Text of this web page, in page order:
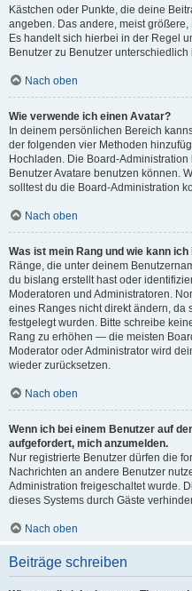
Kästchen oder Punkte, die deine
angeben. Das andere, meist größere,
Es handelt sich hierbei in der Regel
Benutzer zu Benutzer unterschiedlich
Nach oben
Wie verwende ich einen Avatar?
In deinem persönlichen Bereich
der folgenden vier Methoden
Hochladen. Die Board-
Benutzer Avatare benutzen können.
solltest du die Board-Administration
Nach oben
Was ist mein Rang und wie kann ich
Ränge, die unter deinem
du bislang erstellt hast oder
Moderatoren und Administratoren.
eines Ranges nicht direkt ändern, da
festgelegt wurden. Bitte schreibe
Rang zu erhöhen — die meisten
Moderator oder Administrator wird
wieder zurücksetzen.
Nach oben
Wenn ich bei einem Benutzer auf
aufgefordert, mich anzumelden.
Nur registrierte Benutzer dürfen die
Nachrichten an andere Benutzer
Administration freigeschaltet wurde.
dieses Systems durch Gäste
Nach oben
Beiträge schreiben